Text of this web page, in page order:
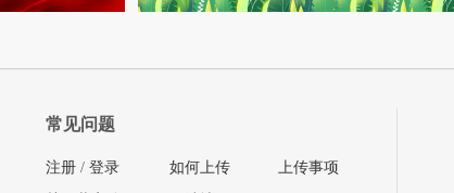
常见问题
注册 / 登录
如何上传
上传事项